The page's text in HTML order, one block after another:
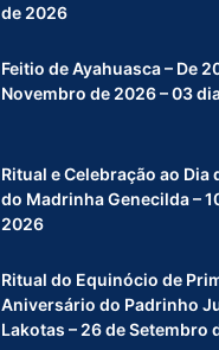
de 2026
Feitio de Ayahuasca – De
Novembro de 2026 – 03
Ritual e Celebração ao Dia
do Madrinha Genecilda –
2026
Ritual do Equinócio de
Aniversário do Padrinho
Lakotas – 26 de Setembro